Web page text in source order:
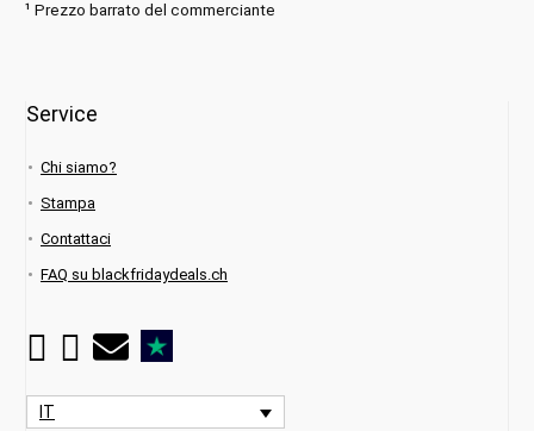
¹ Prezzo barrato del commerciante
Service
Chi siamo?
Stampa
Contattaci
FAQ su blackfridaydeals.ch
IT